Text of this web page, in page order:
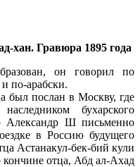
хан. Гравюра 1895 года
он говорил по
по-арабски.
был послан в Москву, где
бухарского
Александр Ш письменно
в Россию будущего
Астанакул-бек-бий кули
кончине отца, Абд ал-Ахад